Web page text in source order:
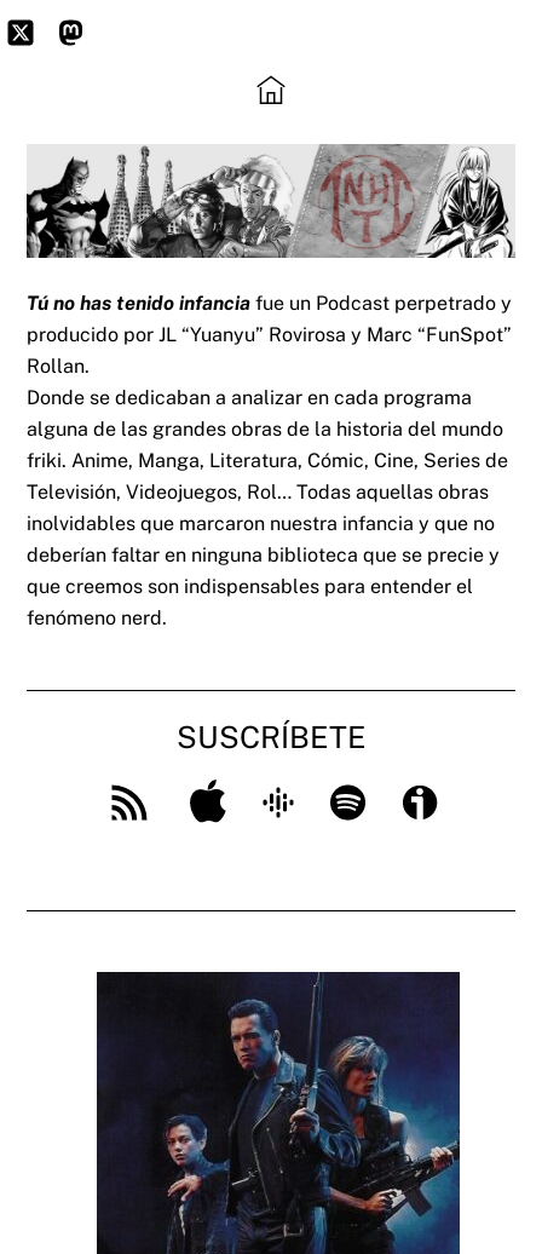
Skip
to
Icon
Mastodon
Tú no has tenido infancia fue un Podcast perpetrado y
producido por JL “Yuanyu” Rovirosa y Marc “FunSpot”
Rollan.
Donde se dedicaban a analizar en cada programa
alguna de las grandes obras de la historia del mundo
friki. Anime, Manga, Literatura, Cómic, Cine, Series de
Televisión, Videojuegos, Rol… Todas aquellas obras
inolvidables que marcaron nuestra infancia y que no
deberían faltar en ninguna biblioteca que se precie y
que creemos son indispensables para entender el
fenómeno nerd.
SUSCRÍBETE
Feed
Apple
Google
Spotify Ivoox